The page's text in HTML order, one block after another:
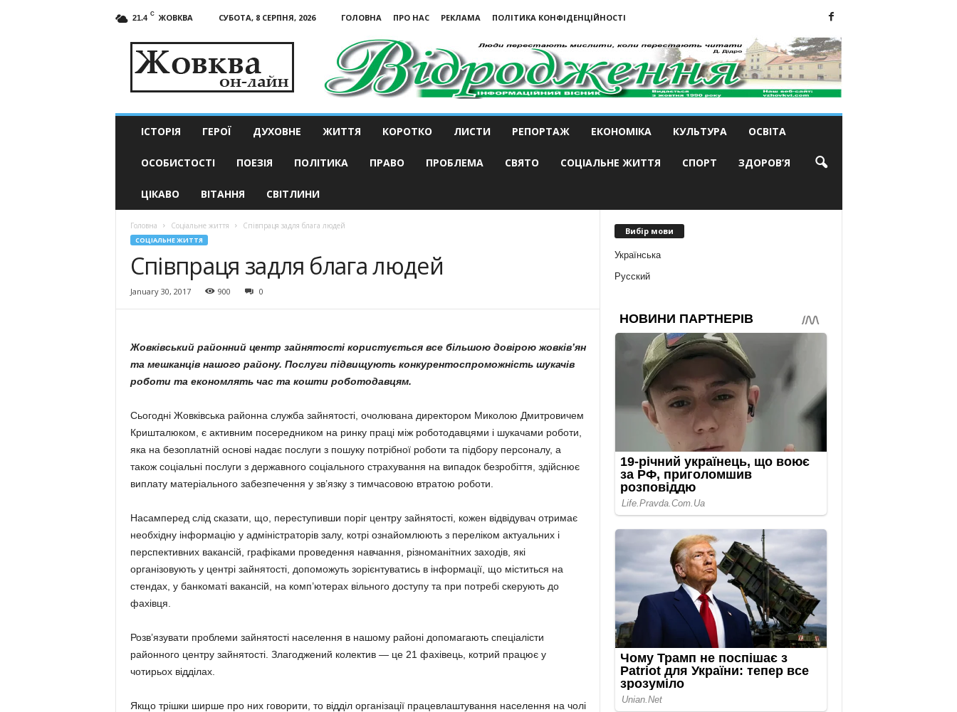
21.4 C ЖОВКВА СУБОТА, 8 СЕРПНЯ, 2026 ГОЛОВНА ПРО НАС РЕКЛАМА
ПОЛІТИКА КОНФІДЕНЦІЙНОСТІ
актуальні
ІСТОРІЯ ГЕРОЇ ДУХОВНЕ ЖИТТЯ КОРОТКО ЛИСТИ РЕПОРТАЖ ЕКОНОМІКА КУЛЬТУРА ОСВІТА
ОСОБИСТОСТІ ПОЕЗІЯ ПОЛІТИКА ПРАВО ПРОБЛЕМА СВЯТО СОЦІАЛЬНЕ ЖИТТЯ СПОРТ ЗДОРОВ’Я
ЦІКАВО ВІТАННЯ СВІТЛИНИ
Головна Соціальне життя Співпраця задля блага людей
СОЦІАЛЬНЕ ЖИТТЯ
Співпраця задля блага людей
January 30, 2017 900 0
Жовківський районний центр зайнятості користується все більшою довірою жовків’ян
та мешканців нашого району. Послуги підвищують конкурентоспроможність шукачів
роботи та економлять час та кошти роботодавцям.
Сьогодні Жовківська районна служба зайнятості, очолювана директором Миколою Дмитровичем
Кришталюком, є активним посередником на ринку праці між роботодавцями і шукачами роботи,
яка на безоплатній основі надає послуги з пошуку потрібної роботи та підбору персоналу, а
також соціальні послуги з державного соціального страхування на випадок безробіття, здійснює
виплату матеріального забезпечення у зв’язку з тимчасовою втратою роботи.
Насамперед слід сказати, що, переступивши поріг центру зайнятості, кожен відвідувач отримає
необхідну інформацію у адміністраторів залу, котрі ознайомлюють з переліком актуальних і
перспективних вакансій, графіками проведення навчання, різноманітних заходів, які
організовують у центрі зайнятості, допоможуть зорієнтуватись в інформації, що міститься на
стендах, у банкоматі вакансій, на комп’ютерах вільного доступу та при потребі скерують до
фахівця.
Розв’язувати проблеми зайнятості населення в нашому районі допомагають спеціалісти
районного центру зайнятості. Злагоджений колектив — це 21 фахівець, котрий працює у
чотирьох відділах.
Якщо трішки ширше про них говорити, то відділ організації працевлаштування населення на чолі
Вибір мови
Українська
Русский